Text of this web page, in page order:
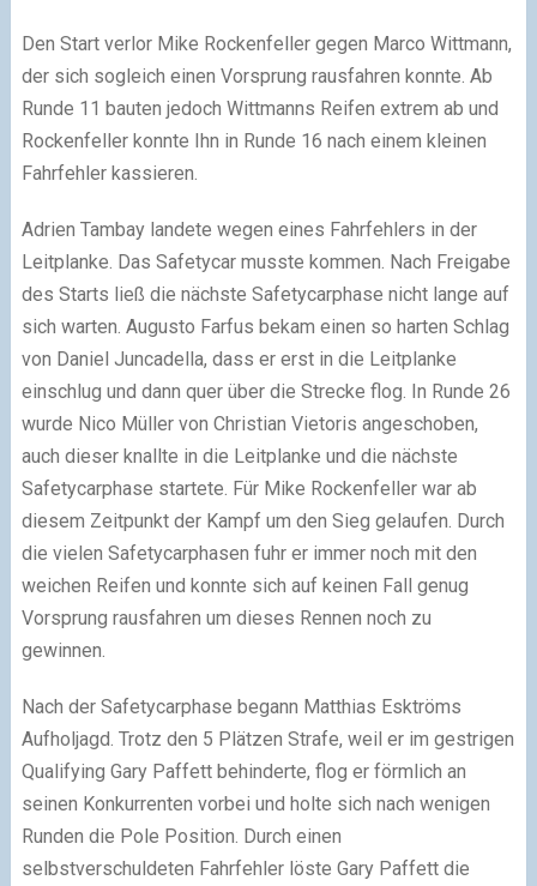
Den Start verlor Mike Rockenfeller gegen Marco Wittmann,
der sich sogleich einen Vorsprung rausfahren konnte. Ab
Runde 11 bauten jedoch Wittmanns Reifen extrem ab und
Rockenfeller konnte Ihn in Runde 16 nach einem kleinen
Fahrfehler kassieren.
Adrien Tambay landete wegen eines Fahrfehlers in der
Leitplanke. Das Safetycar musste kommen. Nach Freigabe
des Starts ließ die nächste Safetycarphase nicht lange auf
sich warten. Augusto Farfus bekam einen so harten Schlag
von Daniel Juncadella, dass er erst in die Leitplanke
einschlug und dann quer über die Strecke flog. In Runde 26
wurde Nico Müller von Christian Vietoris angeschoben,
auch dieser knallte in die Leitplanke und die nächste
Safetycarphase startete. Für Mike Rockenfeller war ab
diesem Zeitpunkt der Kampf um den Sieg gelaufen. Durch
die vielen Safetycarphasen fuhr er immer noch mit den
weichen Reifen und konnte sich auf keinen Fall genug
Vorsprung rausfahren um dieses Rennen noch zu
gewinnen.
Nach der Safetycarphase begann Matthias Esktröms
Aufholjagd. Trotz den 5 Plätzen Strafe, weil er im gestrigen
Qualifying Gary Paffett behinderte, flog er förmlich an
seinen Konkurrenten vorbei und holte sich nach wenigen
Runden die Pole Position. Durch einen
selbstverschuldeten Fahrfehler löste Gary Paffett die